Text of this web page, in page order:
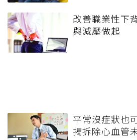
改善職業性下
與減壓做起
平常沒症狀也
揭拆除心血管